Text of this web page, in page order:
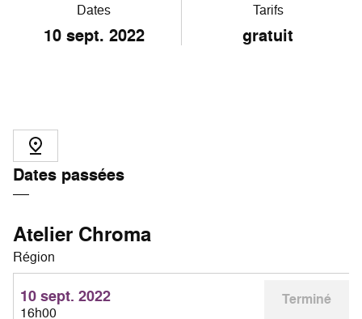
Dates
10sept. 2022
Tarifs
gratuit
Dates passées
Atelier Chroma
Région
10 sept. 2022
16h00
Terminé